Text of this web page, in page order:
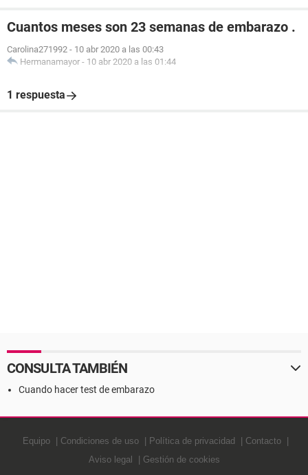
Cuantos meses son 23 semanas de embarazo .
Carolina271992 - 10 abr 2020 a las 00:43
Hermanamayor - 10 abr 2020 a las 01:44
1 respuesta
CONSULTA TAMBIÉN
Cuando hacer test de embarazo
Equipo Condiciones de uso Política de privacidad
Contacto
Aviso legal
Gestión de cookies